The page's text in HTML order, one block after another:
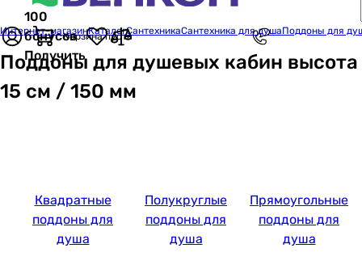
100
бонусов
Получить
Корзина пуста
Интернет-магазинКаталогСантехникаСантехника для душаПоддоны для
Поддоны для душевых кабин высота
15 см / 150 мм
Квадратные
поддоны для
душа
Полукруглые
поддоны для
душа
Прямоугольные
поддоны для
душа